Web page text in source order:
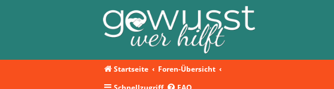
Startseite
Foren-Übersicht